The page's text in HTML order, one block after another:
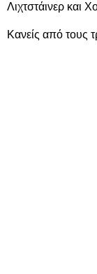
Λιχτστάινερ και
Κανείς από τους